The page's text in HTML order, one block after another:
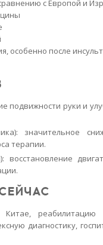
с Европой и
особенно после
подвижности руки и
значительное
терапии.
восстановление
реабилитацию
диагностику,